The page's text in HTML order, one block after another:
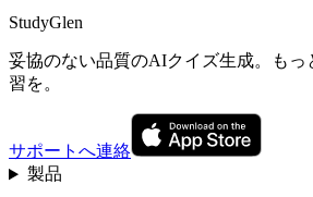
StudyGlen
妥協のない品質のAIクイズ生成。もっ
習を。
サポートへ連絡
製品